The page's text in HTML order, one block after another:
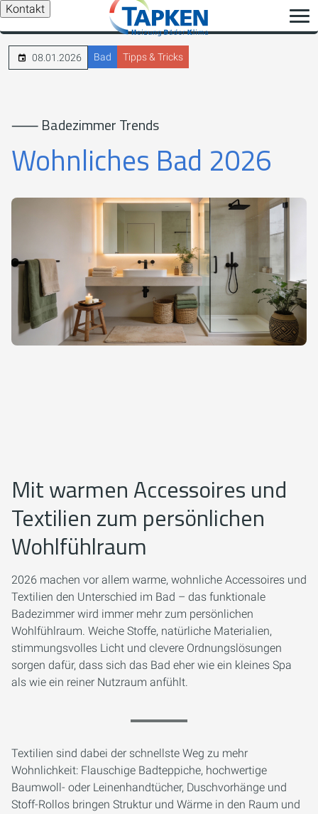
Kontakt
08.01.2026 Bad Tipps & Tricks
⸺ Badezimmer Trends
Wohnliches Bad 2026
Mit warmen Accessoires und
Textilien zum persönlichen
Wohlfühlraum
2026 machen vor allem warme, wohnliche Accessoires und
Textilien den Unterschied im Bad – das funktionale
Badezimmer wird immer mehr zum persönlichen
Wohlfühlraum. Weiche Stoffe, natürliche Materialien,
stimmungsvolles Licht und clevere Ordnungslösungen
sorgen dafür, dass sich das Bad eher wie ein kleines Spa
als wie ein reiner Nutzraum anfühlt.
Textilien sind dabei der schnellste Weg zu mehr
Wohnlichkeit: Flauschige Badteppiche, hochwertige
Baumwoll- oder Leinenhandtücher, Duschvorhänge und
Stoff-Rollos bringen Struktur und Wärme in den Raum und